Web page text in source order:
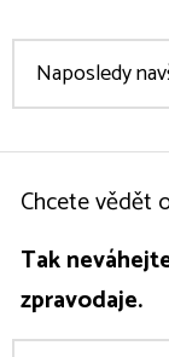
Naposledy
Chcete vědět
Tak
zpravodaje.